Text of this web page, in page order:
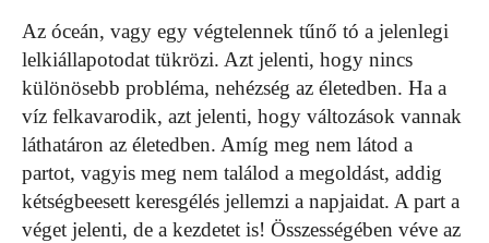
Az óceán, vagy egy végtelennek tűnő tó a jelenlegi
lelkiállapotodat tükrözi. Azt jelenti, hogy nincs
különösebb probléma, nehézség az életedben. Ha a
víz felkavarodik, azt jelenti, hogy változások vannak
láthatáron az életedben. Amíg meg nem látod a
partot, vagyis meg nem találod a megoldást, addig
kétségbeesett keresgélés jellemzi a napjaidat. A part a
véget jelenti, de a kezdetet is! Összességében véve az